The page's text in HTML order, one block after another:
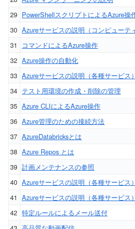
29 PowerShellスクリプトによるAzure操
30 Azureサービスの説明（コンピューテ
31
コマンドによるAzure操作
32 Azure操作の自動化
33 Azureサービスの説明（各種サービス）
34 テスト用環境の作成・削除の管理
35 Azure CLIによるAzure操作
36 Azure管理のための接続方法
37 AzureDatabricksとは
38 Azure Repos とは
39 計画メンテナンスの参照
40 Azureサービスの説明（各種サービス）
41 Azureサービスの説明（各種サービス）
42 特定ルールによるメール送付